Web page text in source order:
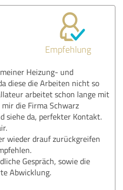
Empfehlung
Heizung- und
diese die Arbeiten nicht so
arbeitet schon lange mit
die Firma Schwarz
siehe da, perfekter Kontakt.
wieder drauf zurückgreifen
Gespräch, sowie die
Abwicklung.